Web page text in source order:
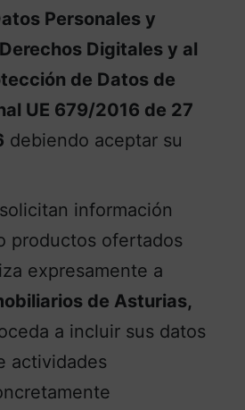
Personales y
Digitales y al
de Datos de
UE 679/2016 de 27
debiendo aceptar su
información
productos ofertados
expresamente a
de Asturias,
a incluir sus datos
actividades